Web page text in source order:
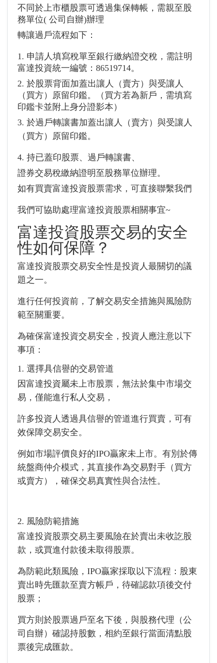
不同於上市櫃股票可透過集保轉帳，需親至股
務單位( 公司自辦)辦理
轉讓過戶流程如下：
1. 申請人填寫稅單至銀行繳納證交稅，需註明
富達投資統一編號：86519714。
2. 於股票背面加蓋出讓人（賣方）與受讓人
（買方）原留印鑑。（買方若為新戶，需填寫
印鑑卡並附上身分證影本）
3. 於過戶轉讓書加蓋出讓人（賣方）與受讓人
（買方）原留印鑑。
4. 持已蓋印股票、過戶轉讓書、
證券交易稅繳納證明至股務單位辦理。
如有買賣富達投資股票需求，可直接聯繫我們
我們可協助處理富達投資股票相關事宜~
富達投資股票交易的安全
性如何保障？
富達投資股票交易安全性是投資人最關切的議
題之一。
進行任何投資前，了解交易安全措施與風險防
範至關重要。
為確保富達投資交易安全，投資人應注意以下
事項：
1. 選擇具信譽的交易管道
因富達投資屬未上市股票，無法於集中市場交
易，僅能進行私人交易，
許多投資人透過具信譽的管道進行買賣，可有
效保障交易安全。
例如市場評價良好的IPO贏家未上市。有別於傳
統盤商仲介模式，其直接作為交易對手（買方
或賣方），確保交易真實性與合法性。
2. 風險防範措施
富達投資股票交易主要風險在於賣出未收訖股
款，或買進付款後未取得股票。
為防範此類風險，IPO贏家採取以下流程：股東
賣出時先匯款至賣方帳戶，待確認款項後交付
股票；
買方則於股票過戶至名下後，與股務代理（公
司自辦）確認持股數，相約至銀行當面清點股
票後完成匯款。